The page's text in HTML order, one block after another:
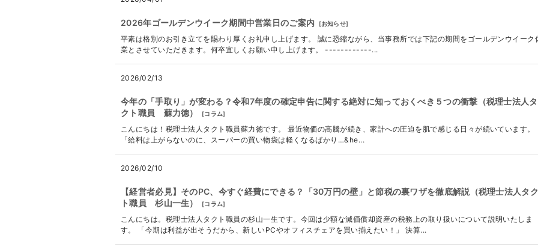
2026年ゴールデンウイーク期間中営業日のご案内 [お知らせ]
平素は格別のお引き立てを賜わり厚くお礼申し上げます。 誠に恐縮ながら、当事務所では下記の期間をゴールデンウイーク
業とさせていただきます。何卒宜しくお願い申し上げます。 ------------...
2026/02/13
今年の「手取り」が変わる？令和7年度の確定申告に関する絶対に知っておくべき５つの衝撃（税理士法人タ
クト職員 蘇力徳）
[コラム]
こんにちは！税理士法人タクト職員蘇力徳です。 最近物価の高騰が続き、家計への圧迫を肌で感じる日々が続いています。
「給料は上がらないのに、スーパーの買い物袋は軽くなるばかり…&he...
2026/02/10
【経営者必見】そのPC、今すぐ経費にできる？「30万円の壁」と節税の裏ワザを徹底解説（税理士法人タク
ト職員 杉山一生）
[コラム]
こんにちは。税理士法人タクト職員の杉山一生です。今回は少額な減価償却資産の税務上の取り扱いについて説明いたしま
す。 「今期は利益が出そうだから、新しいPCやオフィスチェアを買い揃えたい！」 決算...